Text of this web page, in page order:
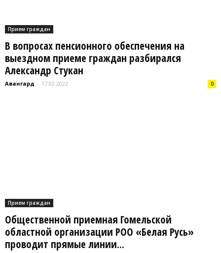
Прием граждан
В вопросах пенсионного обеспечения на
выездном приеме граждан разбирался
Александр Стукан
Авангард - 17.02.2022 0
Прием граждан
Общественной приемная Гомельской
областной организации РОО «Белая Русь»
проводит прямые линии...